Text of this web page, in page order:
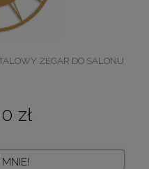
ZEGAR DO SALONU
zł